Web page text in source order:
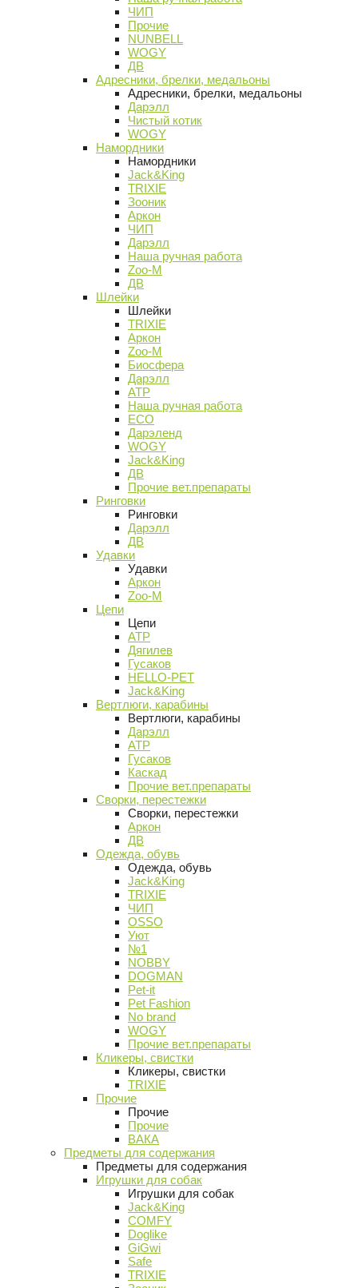
ЧИП
Прочие
NUNBELL
WOGY
ДВ
Адресники, брелки, медальоны
Адресники, брелки, медальоны
Дарэлл
Чистый котик
WOGY
Намордники
Намордники
Jack&King
TRIXIE
Зооник
Аркон
ЧИП
Дарэлл
Наша ручная работа
Zoo-M
ДВ
Шлейки
Шлейки
TRIXIE
Аркон
Zoo-M
Биосфера
Дарэлл
АТР
Наша ручная работа
ECO
Дарэленд
WOGY
Jack&King
ДВ
Прочие вет.препараты
Ринговки
Ринговки
Дарэлл
ДВ
Удавки
Удавки
Аркон
Zoo-M
Цепи
Цепи
АТР
Дягилев
Гусаков
HELLO-PET
Jack&King
Вертлюги, карабины
Вертлюги, карабины
Дарэлл
АТР
Гусаков
Каскад
Прочие вет.препараты
Сворки, перестежки
Сворки, перестежки
Аркон
ДВ
Одежда, обувь
Одежда, обувь
Jack&King
TRIXIE
ЧИП
OSSO
Уют
№1
NOBBY
DOGMAN
Pet-it
Pet Fashion
No brand
WOGY
Прочие вет.препараты
Кликеры, свистки
Кликеры, свистки
TRIXIE
Прочие
Прочие
Прочие
ВАКА
Предметы для содержания
Предметы для содержания
Игрушки для собак
Игрушки для собак
Jack&King
COMFY
Doglike
GiGwi
Safe
TRIXIE